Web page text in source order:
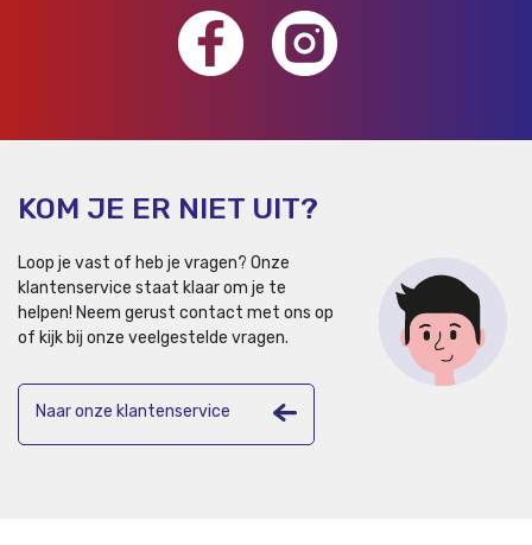
KOM JE ER NIET UIT?
Loop je vast of heb je vragen? Onze
klantenservice staat klaar om je te
helpen! Neem gerust contact met ons op
of kijk bij onze veelgestelde vragen.
Naar onze klantenservice